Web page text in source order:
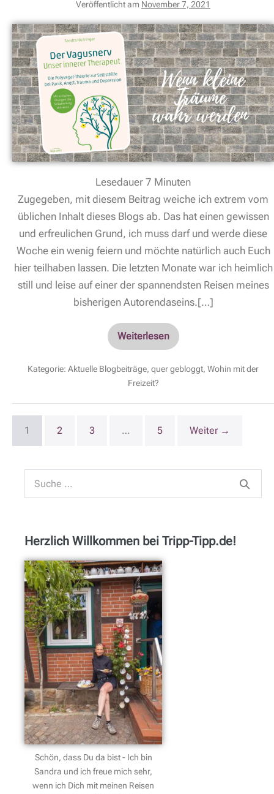
Veröffentlicht am November 7, 2021
Lesedauer 7 Minuten
Zugegeben, mit diesem Beitrag weiche ich extrem vom
üblichen Inhalt dieses Blogs ab. Das hat einen gewissen
und erfreulichen Grund, ich muss darf und werde diese
Woche ein wenig feiern und möchte natürlich auch Euch
hier teilhaben lassen. Die letzten Monate war ich heimlich
still und leise auf einer der spannendsten Reisen meines
bisherigen Autorendaseins.[…]
Weiterlesen
Kategorie: Aktuelle Blogbeiträge, quer gebloggt, Wohin mit der
Freizeit?
1 2 3 … 5 Weiter →
Herzlich Willkommen bei Tripp-Tipp.de!
Schön, dass Du da bist - Ich bin
Sandra und ich freue mich sehr,
wenn ich Dich mit meinen Reisen